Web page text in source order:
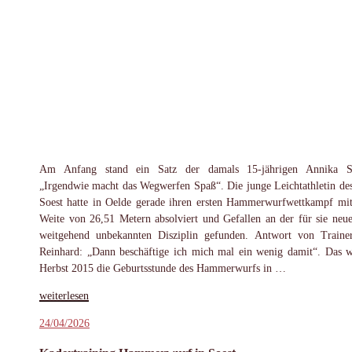
Am Anfang stand ein Satz der damals 15-jährigen Annika
„Irgendwie macht das Wegwerfen Spaß“. Die junge Leichtathletin
Soest hatte in Oelde gerade ihren ersten Hammerwurfwettkampf
Weite von 26,51 Metern absolviert und Gefallen an der für sie
weitgehend unbekannten Disziplin gefunden. Antwort von
Reinhard: „Dann beschäftige ich mich mal ein wenig damit“. Das
Herbst 2015 die Geburtsstunde des Hammerwurfs in …
„Eine
10
weiterlesen
Veröffentlicht
24/04/2026